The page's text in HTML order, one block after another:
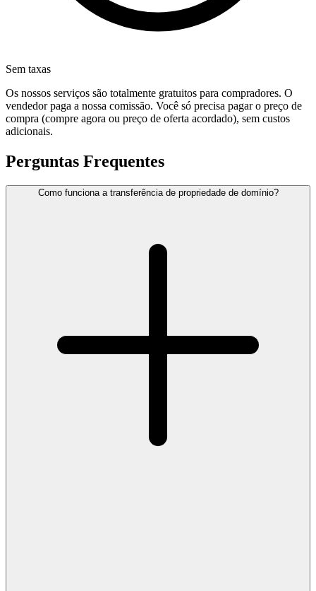
Sem taxas
Os nossos serviços são totalmente gratuitos para compradores. O
vendedor paga a nossa comissão. Você só precisa pagar o preço de
compra (compre agora ou preço de oferta acordado), sem custos
adicionais.
Perguntas Frequentes
Como funciona a transferência de propriedade de domínio?